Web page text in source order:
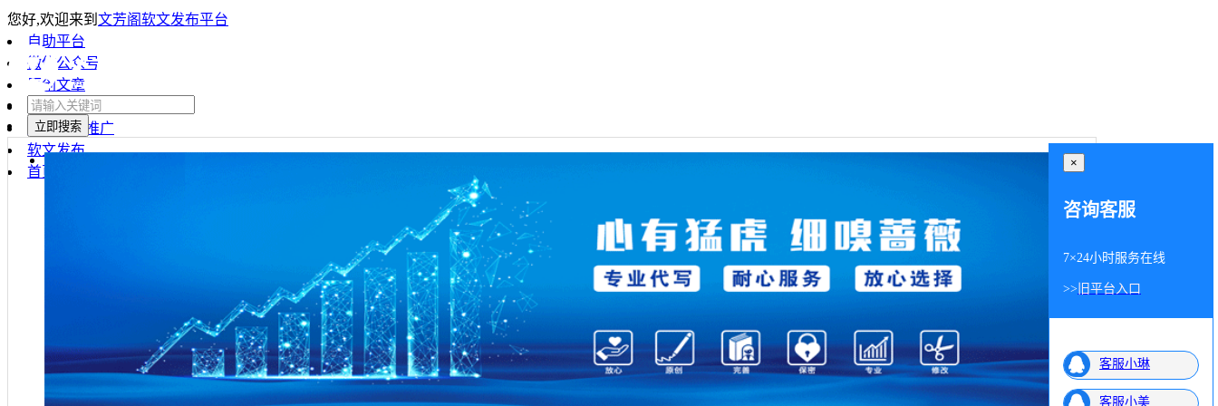
您好,欢迎来到 文芳阁软文发布平台
自助平台
微信公众号
原创文章
微博推广
海外软文推广
软文发布
首页
×
咨询客服
7×24小时服务在线
>> 旧平台入口
客服小琳
客服小美